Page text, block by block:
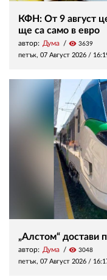
КФН: От 9 август
ще са само в евро
автор: Дума visibility 3639
петък, 07 Август 2026 /
„Алстом“ достави
автор: Дума visibility 3048
петък, 07 Август 2026 /